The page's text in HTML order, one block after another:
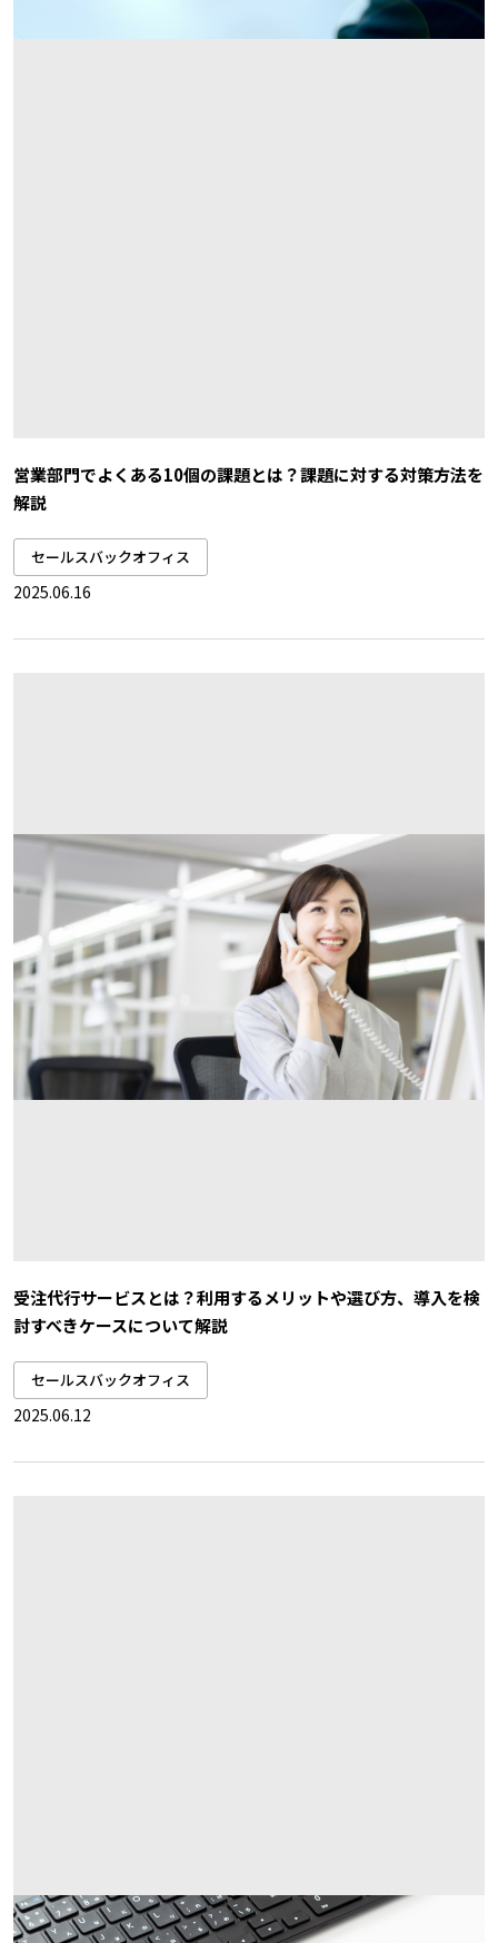
営業部門でよくある10個の課題とは？課題に対する対策方法を
解説
セールスバックオフィス
2025.06.16
受注代行サービスとは？利用するメリットや選び方、導入を検
討すべきケースについて解説
セールスバックオフィス
2025.06.12